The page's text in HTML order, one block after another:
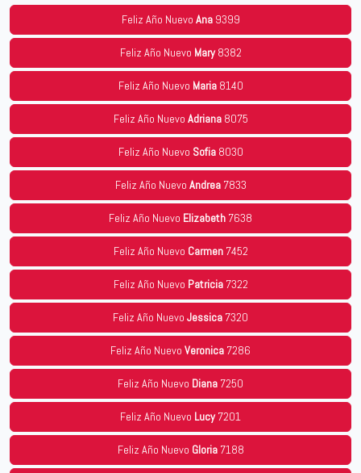
Feliz Año Nuevo Ana9399
Feliz Año Nuevo Mary8382
Feliz Año Nuevo Maria8140
Feliz Año Nuevo Adriana8075
Feliz Año Nuevo Sofia8030
Feliz Año Nuevo Andrea7833
Feliz Año Nuevo Elizabeth 7638
Feliz Año Nuevo Carmen7452
Feliz Año Nuevo Patricia7322
Feliz Año Nuevo Jessica 7320
Feliz Año Nuevo Veronica 7286
Feliz Año Nuevo Diana 7250
Feliz Año Nuevo Lucy7201
Feliz Año Nuevo Gloria7188